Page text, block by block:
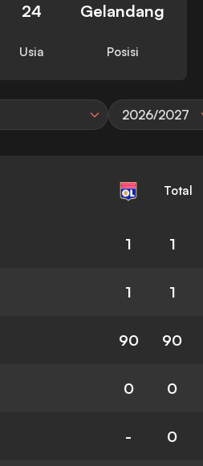
24
Usia
Gelandang
Posisi
2026/2027
Total
1 1
1 1
90 90
0 0
- 0